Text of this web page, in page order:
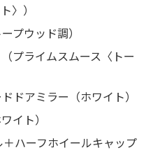
〉）
プウッド調）
プライムスムース〈トー
ドアミラー（ホワイト）
イト）
ハーフホイールキャップ